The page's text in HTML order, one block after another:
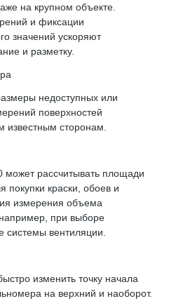
на крупном объекте.
и фиксации
значений ускоряют
и разметку.
недоступных или
поверхностей
известным сторонам.
может рассчитывать площади
покупки краски, обоев и
измерения объема
при выборе
системы вентиляции.
изменить точку начала
на верхний и наоборот.